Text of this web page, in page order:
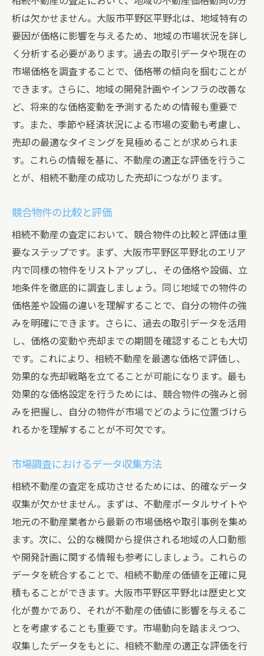
析は欠かせません。大阪市平野区平野北は、地域特有の
要因が価格に影響を与えるため、地域の市場状況を詳し
く分析する必要があります。過去の取引データや現在の
市場価格を調査することで、価格帯の傾向を掴むことが
できます。さらに、地域の開発計画やインフラの改善な
ど、将来的な価格変動を予測するための情報も重要で
す。また、季節や経済状況による市場の変動も考慮し、
売却の最適なタイミングを見極めることが求められま
す。これらの情報を基に、不動産の適正な評価を行うこ
とが、相続不動産の成功した売却につながります。
競合物件の比較と評価
相続不動産の査定において、競合物件の比較と評価は重
要なステップです。まず、大阪市平野区平野北のエリア
内で同様の物件をリストアップし、その価格や設備、立
地条件を徹底的に調査しましょう。同じ地域での物件の
価格差や設備の違いを理解することで、自分の物件の強
みを明確にできます。さらに、過去の取引データを活用
し、価格の変動や売却までの期間を確認することも大切
です。これにより、相続不動産を最適な価格で評価し、
効果的な売却戦略を立てることが可能になります。最も
効果的な価格設定を行うためには、競合物件の強みと弱
みを把握し、自分の物件が市場でどのように位置づけら
れるかを理解することが不可欠です。
市場調査におけるデータ収集方法
相続不動産の査定を成功させるためには、的確なデータ
収集が欠かせません。まずは、不動産ポータルサイトや
地元の不動産業者から最新の市場価格や取引事例を集め
ます。次に、公的な機関から提供される地域の人口動態
や開発計画に関する情報も参考にしましょう。これらの
データを統合することで、相続不動産の価値を正確に見
積もることができます。大阪市平野区平野北は歴史と文
化が豊かであり、それが不動産の価値に影響を与えるこ
とを考慮することも重要です。市場動向を踏まえつつ、
収集したデータをもとに、相続不動産の適正な評価を行